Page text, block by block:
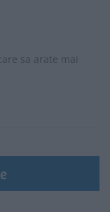
sa arate mai